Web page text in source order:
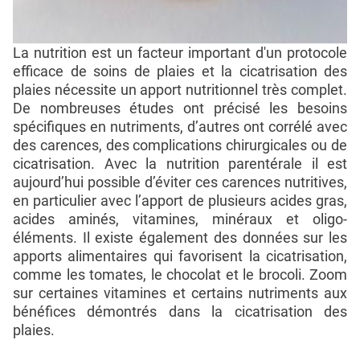
La nutrition est un facteur important d'un protocole
efficace de soins de plaies et la cicatrisation des
plaies nécessite un apport nutritionnel très complet.
De nombreuses études ont précisé les besoins
spécifiques en nutriments, d’autres ont corrélé avec
des carences, des complications chirurgicales ou de
cicatrisation. Avec la nutrition parentérale il est
aujourd’hui possible d’éviter ces carences nutritives,
en particulier avec l’apport de plusieurs acides gras,
acides aminés, vitamines, minéraux et oligo-
éléments. Il existe également des données sur les
apports alimentaires qui favorisent la cicatrisation,
comme les tomates, le chocolat et le brocoli. Zoom
sur certaines vitamines et certains nutriments aux
bénéfices démontrés dans la cicatrisation des
plaies.